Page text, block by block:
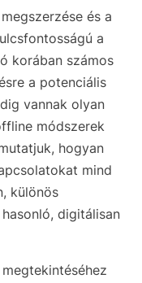
és a
a
korában számos
a potenciális
vannak olyan
módszerek
hogyan
mind
különös
digitálisan